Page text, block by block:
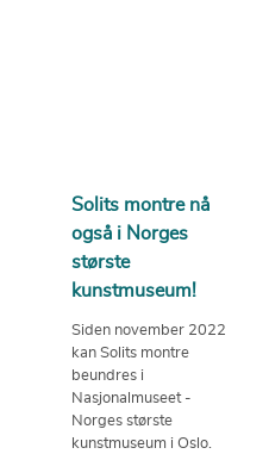
Solits montre nå
også i Norges
største
kunstmuseum!
Siden november 2022
kan Solits montre
beundres i
Nasjonalmuseet -
Norges største
kunstmuseum i Oslo.